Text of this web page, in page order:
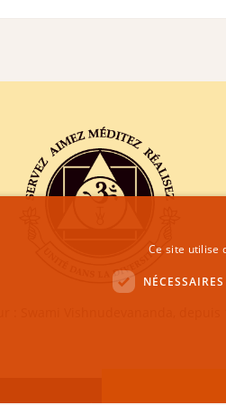
: Swami Vishnudevananda, depuis
Ce site utilise
NÉCESSAIRES